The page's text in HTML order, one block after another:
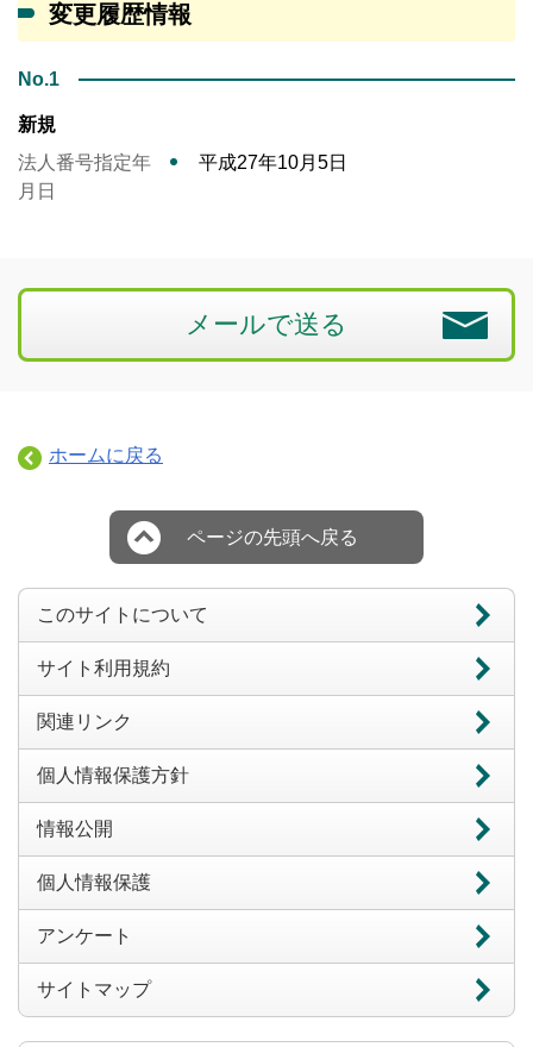
変更履歴情報
No.1
新規
法人番号指定年
月日
平成27年10月5日
メールで送る
ホームに戻る
ページの先頭へ戻る
このサイトについて
サイト利用規約
関連リンク
個人情報保護方針
情報公開
個人情報保護
アンケート
サイトマップ